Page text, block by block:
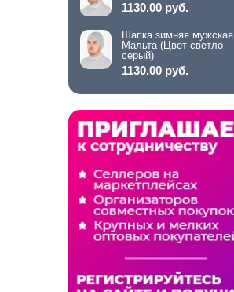
1130.00 руб.
Шапка зимняя мужская
Мальта (Цвет светло-
серый)
1130.00 руб.